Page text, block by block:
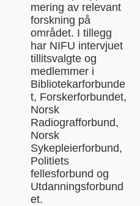
mering av relevant
forskning på
området. I tillegg
har NIFU intervjuet
tillitsvalgte og
medlemmer i
Bibliotekarforbunde
t, Forskerforbundet,
Norsk
Radiografforbund,
Norsk
Sykepleierforbund,
Politiets
fellesforbund og
Utdanningsforbund
et.